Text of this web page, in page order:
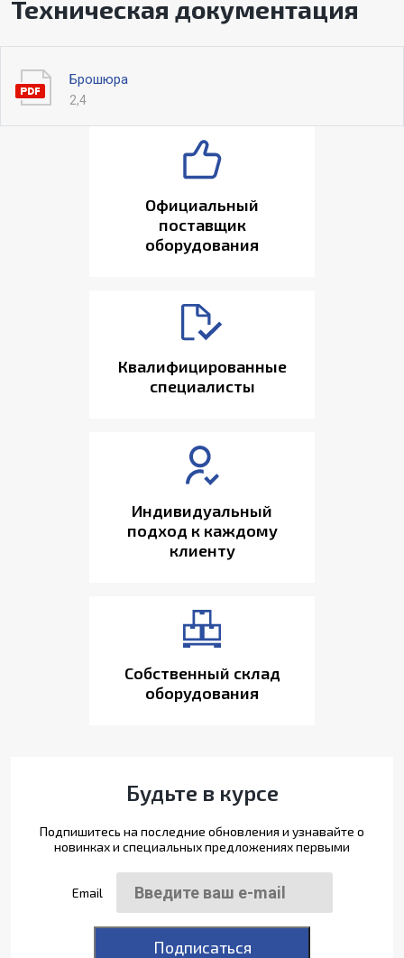
Техническая документация
Брошюра
2,4
Официальный
поставщик
оборудования
Квалифицированные
специалисты
Индивидуальный
подход к каждому
клиенту
Собственный склад
оборудования
Будьте в курсе
Подпишитесь на последние обновления и узнавайте о
новинках и специальных предложениях первыми
Email
Подписаться